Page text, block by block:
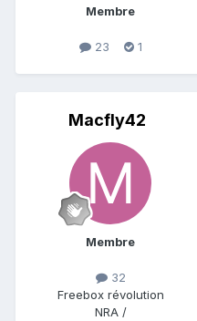
Membre
23 1
Macfly42
Membre
32
Freebox révolution
NRA /